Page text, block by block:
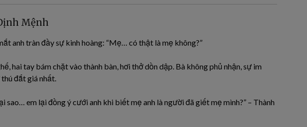
Mệnh
anh tràn đầy sự kinh hoàng: “Mẹ… có thật là mẹ không?”
hai tay bám chặt vào thành bàn, hơi thở dồn dập. Bà không phủ nhận, sự im
đắt giá nhất.
sao… em lại đồng ý cưới anh khi biết mẹ anh là người đã giết mẹ mình?” – Thành